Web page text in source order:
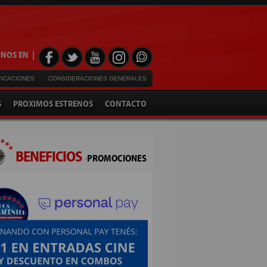
EN |
· CONSIDERACIONES GENERALES
PROXIMOS ESTRENOS CONTACTO
BENEFICIOS ·PROMOCIONES